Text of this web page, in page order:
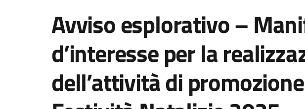
Avviso esplorativo –
d’interesse per la
dell’attività di